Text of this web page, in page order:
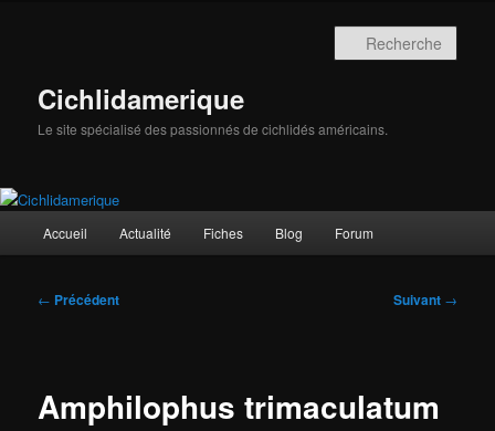
Cichlidamerique
Le site spécialisé des passionnés de cichlidés américains.
principal
Accueil Actualité Fiches Blog Forum
Navigation
← Précédent Suivant →
Amphilophus trimaculatum